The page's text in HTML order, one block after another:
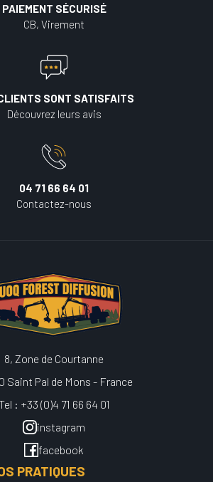
PAIEMENT SÉCURISÉ
CB, Virement
SONT SATISFAITS
Découvrez leurs avis
04 71 66 64 01
Contactez-nous
8, Zone de Courtanne
Saint Pal de Mons - France
Tel : +33 (0)4 71 66 64 01
instagram
facebook
PRATIQUES